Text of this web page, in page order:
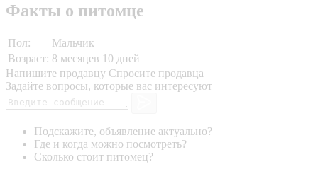
Факты о питомце
Пол:
Мальчик
Возраст: 8 месяцев 10 дней
Напишите продавцу Спросите продавца
Задайте вопросы, которые вас интересуют
Подскажите, объявление актуально?
Где и когда можно посмотреть?
Сколько стоит питомец?